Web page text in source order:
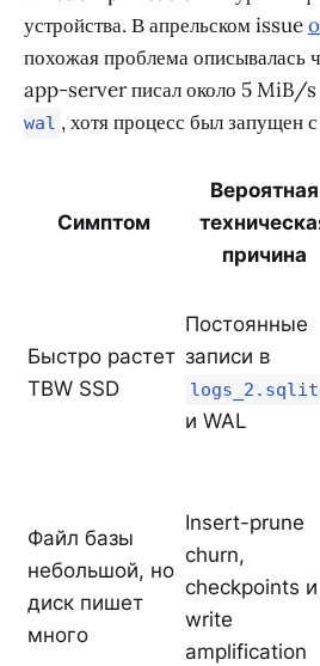
устройства. В апрельском issue
похожая проблема описывалась
app-server писал около 5 MiB/s
wal , хотя процесс был запущен с
Симптом
Вероятная
причина
Быстро растет
TBW SSD
Постоянные
записи в
и WAL
Файл базы
небольшой, но
диск пишет
много
Insert-prune
churn,
checkpoints и
write
amplification